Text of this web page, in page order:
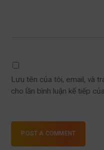
Lưu tên của tôi, email, và
cho lần bình luận kế tiếp
POST A COMMENT